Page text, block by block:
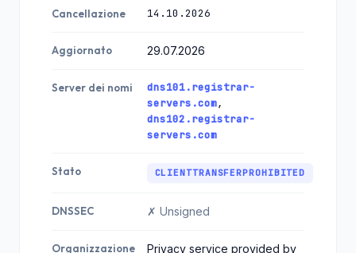
Cancellazione 14.10.2026
Aggiornato 29.07.2026
Server dei nomi
dns101.registrar-
servers.com,
dns102.registrar-
servers.com
Stato CLIENTTRANSFERPROHIBITED
DNSSEC ✗ Unsigned
Organizzazione
Privacy service provided by